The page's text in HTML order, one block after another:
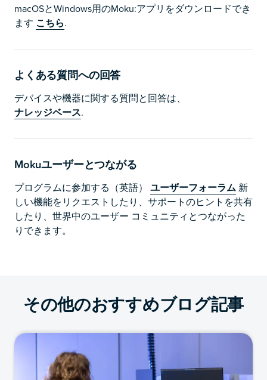
macOSとWindows用のMoku:アプリをダウンロードでき
ます こちら.
よくある質問への回答
デバイスや機器に関する質問と回答は、
ナレッジベース.
Mokuユーザーとつながる
プログラムに参加する（英語） ユーザーフォーラム 新
しい機能をリクエストしたり、サポートのヒントを共有
したり、世界中のユーザー コミュニティとつながった
りできます。
その他のおすすめブログ記事